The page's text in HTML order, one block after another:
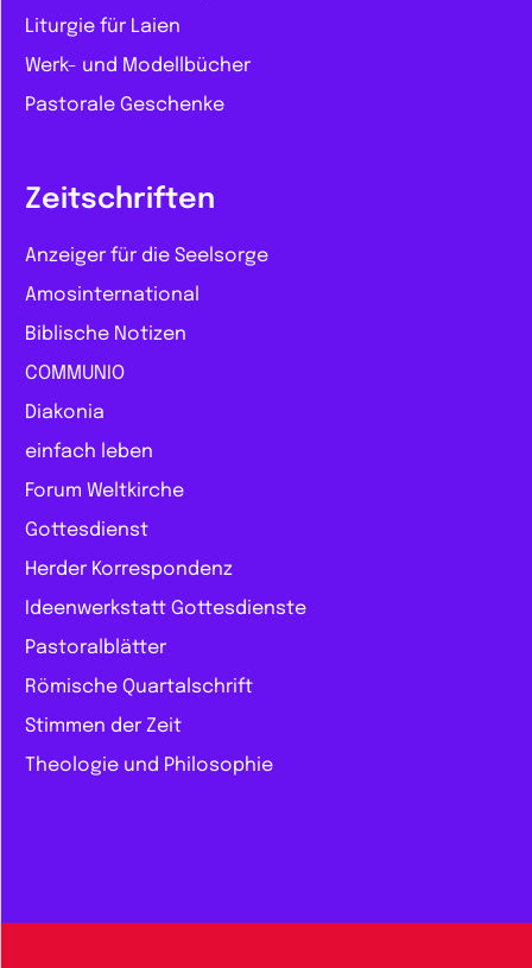
Liturgie für Laien
Werk- und Modellbücher
Pastorale Geschenke
Zeitschriften
Anzeiger für die Seelsorge
Amosinternational
Biblische Notizen
COMMUNIO
Diakonia
einfach leben
Forum Weltkirche
Gottesdienst
Herder Korrespondenz
Ideenwerkstatt Gottesdienste
Pastoralblätter
Römische Quartalschrift
Stimmen der Zeit
Theologie und Philosophie